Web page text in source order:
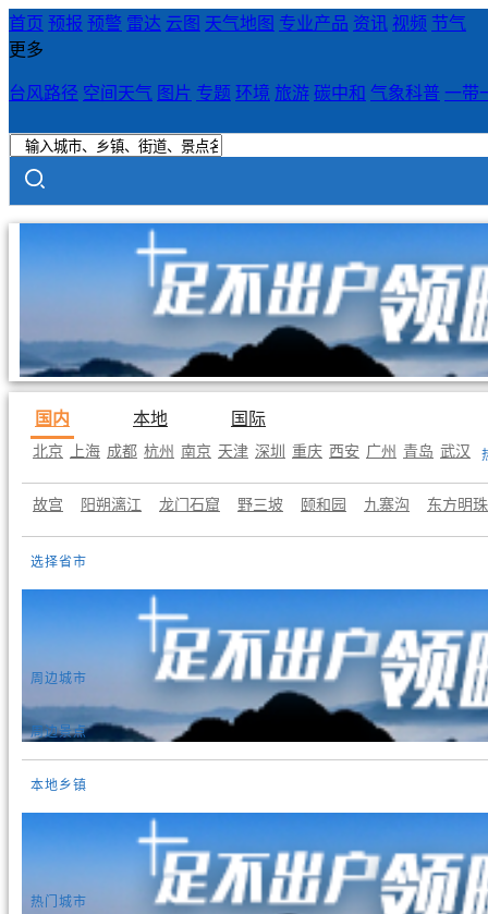
首页 预报 预警 雷达 云图 天气地图 专业产品 资讯 视频 节气
更多
台风路径 空间天气 图片 专题 环境 旅游 碳中和 气象科普 一带
国内 本地 国际
北京 上海 成都 杭州 南京 天津 深圳 重庆 西安 广州 青岛 武汉
故宫 阳朔漓江 龙门石窟 野三坡 颐和园 九寨沟 东方明珠
选择省市
周边城市
周边景点
本地乡镇
热门城市